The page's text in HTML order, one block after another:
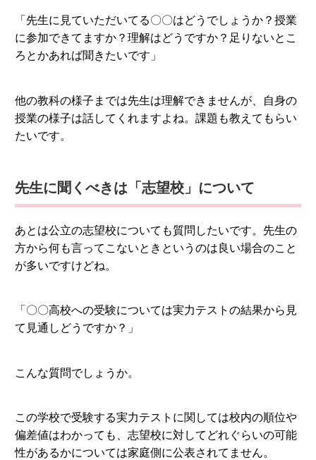
「先生に見ていただいてる〇〇はどうでしょうか？授業
に参加できてますか？理解はどうですか？足りないとこ
ろとかあれば聞きたいです」
他の教科の様子までは先生は理解できませんが、自身の
授業の様子は話してくれますよね。課題も教えてもらい
たいです。
先生に聞くべきは「志望校」について
あとは公立の志望校についても質問したいです。先生の
方から何も言ってこないときというのは良い場合のこと
が多いですけどね。
「〇〇高校への受験については実力テストの結果から見
て見通しどうですか？」
こんな質問でしょうか。
この学校で受験する実力テストに関しては校内の順位や
偏差値はわかっても、志望校に対してどれぐらいの可能
性があるかについては家庭側に公表されてません。